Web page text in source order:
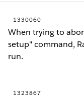
1330060
When trying to
setup" command,
run.
1323867